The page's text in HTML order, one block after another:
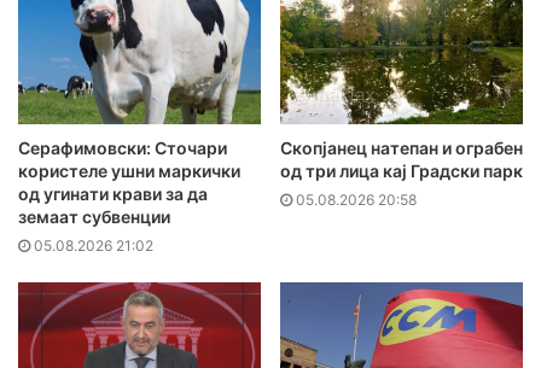
Серафимовски: Сточари
користеле ушни маркички
од угинати крави за да
земаат субвенции
05.08.2026 21:02
Скопјанец натепан и ограбен
од три лица кај Градски парк
05.08.2026 20:58